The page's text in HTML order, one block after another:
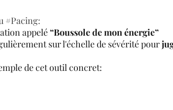
#Pacing:
appelé “Boussole de mon énergie”
sur l'échelle de sévérité pour
de cet outil concret: